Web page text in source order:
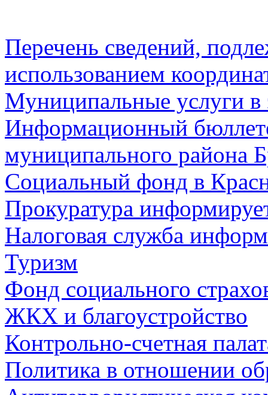
Перечень сведений,
использованием
Муниципальные услуги в
Информационный
муниципального района
Социальный фонд в
Прокуратура
Налоговая служба
Туризм
Фонд социального
ЖКХ и благоустройство
Контрольно-счетная
Политика в отношении